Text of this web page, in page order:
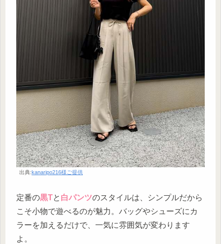
出典:kanaripo216様ご提供
定番の黒Tと 白パンツのスタイルは、シンプルだから
こそ小物で遊べるのが魅力。バッグやシューズにカ
ラーを加えるだけで、一気に雰囲気が変わります
よ。